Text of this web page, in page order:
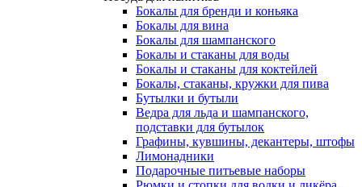
Бокалы для бренди и коньяка
Бокалы для вина
Бокалы для шампанского
Бокалы и стаканы для воды
Бокалы и стаканы для коктейлей
Бокалы, стаканы, кружки для пива
Бутылки и бутыли
Ведра для льда и шампанского,
подставки для бутылок
Графины, кувшины, декантеры, штофы
Лимонадники
Подарочные питьевые наборы